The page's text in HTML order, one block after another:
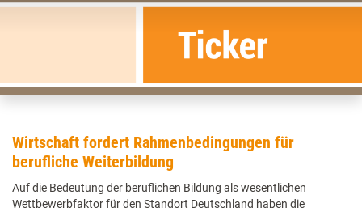
Wirtschaft fordert Rahmenbedingungen für
berufliche Weiterbildung
Auf die Bedeutung der beruflichen Bildung als wesentlichen
Wettbewerbfaktor für den Standort Deutschland haben die